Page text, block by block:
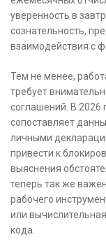
уверенность в
сознательность,
взаимодействия с
Тем не менее,
требует
соглашений. В 2026
сопоставляет
личными
привести к
выяснения
теперь так же
рабочего
или
кода.